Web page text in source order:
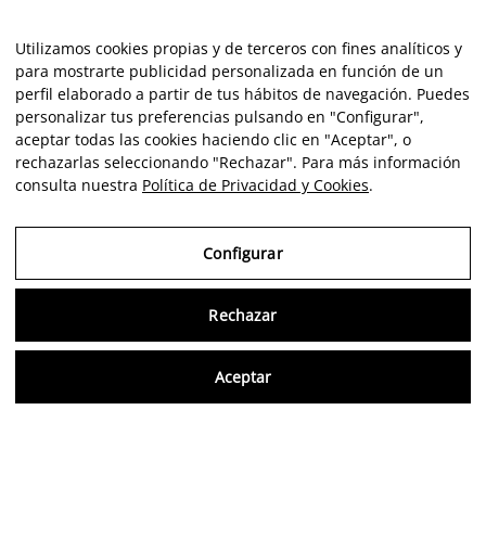
Utilizamos cookies propias y de terceros con fines analíticos y
para mostrarte publicidad personalizada en función de un
perfil elaborado a partir de tus hábitos de navegación. Puedes
personalizar tus preferencias pulsando en "Configurar",
aceptar todas las cookies haciendo clic en "Aceptar", o
rechazarlas seleccionando "Rechazar". Para más información
consulta nuestra Política de Privacidad y Cookies.
Configurar
Rechazar
Aceptar